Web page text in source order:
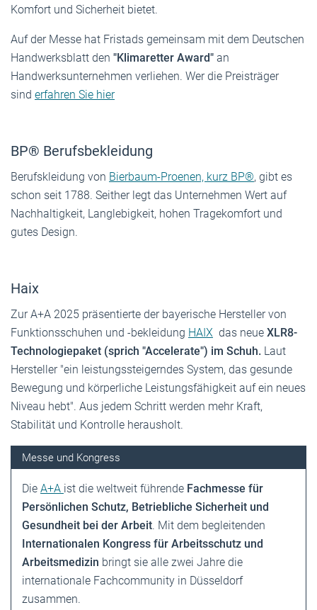
Komfort und Sicherheit bietet.
Auf der Messe hat Fristads gemeinsam mit dem Deutschen
Handwerksblatt den "Klimaretter Award" an
Handwerksunternehmen verliehen. Wer die Preisträger
sind erfahren Sie hier
BP® Berufsbekleidung
Berufskleidung von Bierbaum-Proenen, kurz BP®, gibt es
schon seit 1788. Seither legt das Unternehmen Wert auf
Nachhaltigkeit, Langlebigkeit, hohen Tragekomfort und
gutes Design.
Haix
Zur A+A 2025 präsentierte der bayerische Hersteller von
Funktionsschuhen und -bekleidung HAIX das neue XLR8-
Technologiepaket (sprich "Accelerate") im Schuh. Laut
Hersteller "ein leistungssteigerndes System, das gesunde
Bewegung und körperliche Leistungsfähigkeit auf ein neues
Niveau hebt". Aus jedem Schritt werden mehr Kraft,
Stabilität und Kontrolle herausholt.
Messe und Kongress
Die A+A ist die weltweit führende Fachmesse für
Persönlichen Schutz, Betriebliche Sicherheit und
Gesundheit bei der Arbeit. Mit dem begleitenden
Internationalen Kongress für Arbeitsschutz und
Arbeitsmedizin bringt sie alle zwei Jahre die
internationale Fachcommunity in Düsseldorf
zusammen.